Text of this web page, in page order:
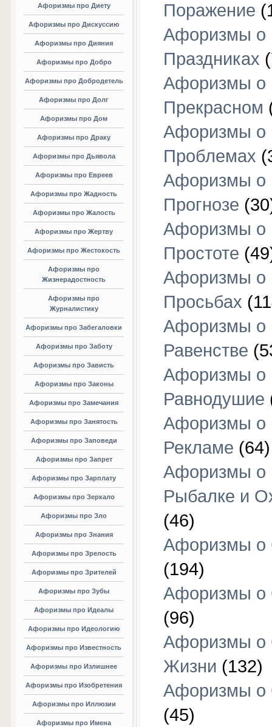
Афоризмы про Диету
Афоризмы про Дискуссию
Афоризмы про Дияния
Афоризмы про Добро
Афоризмы про Добродетель
Афоризмы про Долг
Афоризмы про Дом
Афоризмы про Драку
Афоризмы про Дьявола
Афоризмы про Евреев
Афоризмы про Жадность
Афоризмы про Жалость
Афоризмы про Жертву
Афоризмы про Жестокость
Афоризмы про
Жизнерадостность
Афоризмы про
Журналистику
Афоризмы про Забегаловки
Афоризмы про Заботу
Афоризмы про Зависть
Афоризмы про Законы
Афоризмы про Замечания
Афоризмы про Занятость
Афоризмы про Заповеди
Афоризмы про Запрет
Афоризмы про Зарплату
Афоризмы про Зеркало
Афоризмы про Зло
Афоризмы про Знания
Афоризмы про Зрелость
Афоризмы про Зрителей
Афоризмы про Зубы
Афоризмы про Идеалы
Афоризмы про Идеологию
Афоризмы про Известность
Афоризмы про Излишнее
Афоризмы про Изобретения
Афоризмы про Иллюзии
Афоризмы про Имена
Поражение
Афоризмы о
Праздниках
Афоризмы о
Прекрасном
Афоризмы о
Проблемах
Афоризмы о
Прогнозе
Афоризмы о
Простоте
Афоризмы о
Просьбах
Афоризмы о
Равенстве
Афоризмы о
Равнодушие
Афоризмы о
Рекламе (64)
Афоризмы о
Рыбалке и
(46)
Афоризмы о
(194)
Афоризмы о
(96)
Афоризмы о
Жизни (132)
Афоризмы о
(45)